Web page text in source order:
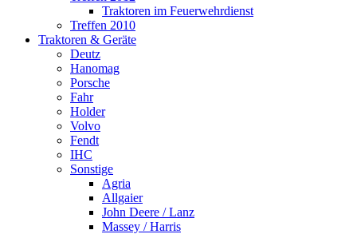
Traktoren im Feuerwehrdienst
Treffen 2010
Traktoren & Geräte
Deutz
Hanomag
Porsche
Fahr
Holder
Volvo
Fendt
IHC
Sonstige
Agria
Allgaier
John Deere / Lanz
Massey / Harris